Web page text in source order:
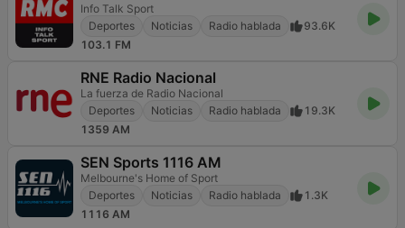
Info Talk Sport
Deportes
Noticias Radio hablada
93.6K
103.1 FM
RNE Radio Nacional
La fuerza de Radio Nacional
Deportes
Noticias Radio hablada
19.3K
1359 AM
SEN Sports 1116 AM
Melbourne's Home of Sport
Deportes
Noticias Radio hablada
1.3K
1116 AM